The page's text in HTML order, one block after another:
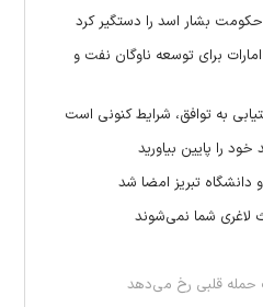
بشار اسد را دستگیر کرد
دلاری امارات برای توسعه ناوگان نفت و
به توافق، شرایط کنونی است
را پایین بیاورید
دانشگاه تبریز امضا شد
لاغری شما نمی‌شوند
حمله قلبی رخ می‌دهد